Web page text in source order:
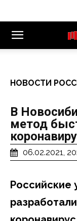
НОВОСТИ
В
метод
06.02.2021,
Российские